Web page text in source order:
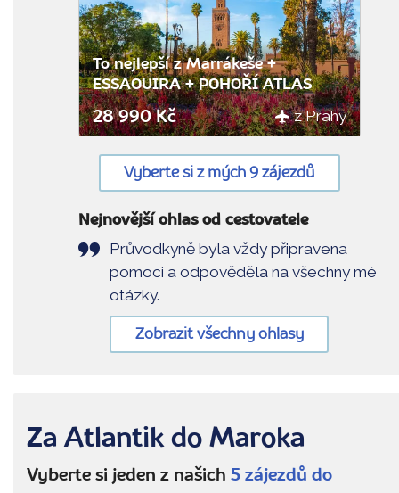
oblíbených
To nejlepší z Marrákeše +
ESSAOUIRA + POHOŘÍ ATLAS
28 990 Kč z Prahy
Vyberte si z mých 9 zájezdů
Nejnovější ohlas od cestovatele
Průvodkyně byla vždy připravena
pomoci a odpověděla na všechny mé
otázky.
Zobrazit všechny ohlasy
Za Atlantik do Maroka
Vyberte si jeden z našich 5 zájezdů do